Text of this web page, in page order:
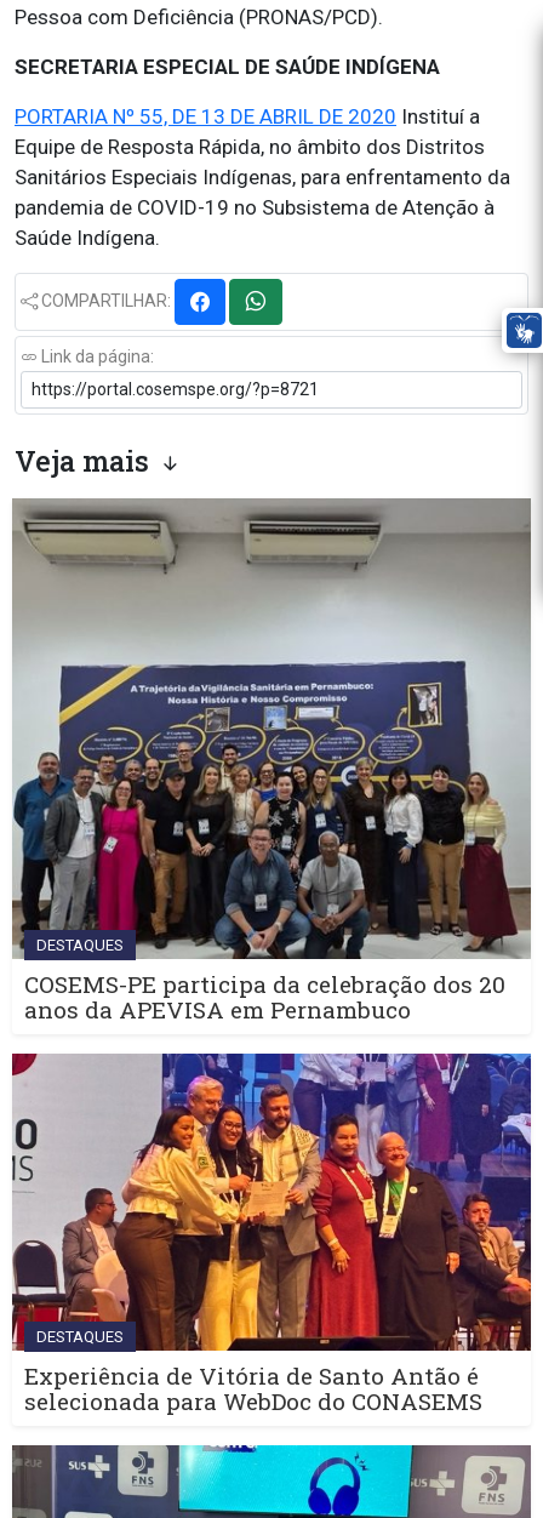
Pessoa com Deficiência (PRONAS/PCD).
SECRETARIA ESPECIAL DE SAÚDE INDÍGENA
PORTARIA Nº 55, DE 13 DE ABRIL DE 2020 Instituí a
Equipe de Resposta Rápida, no âmbito dos Distritos
Sanitários Especiais Indígenas, para enfrentamento da
pandemia de COVID-19 no Subsistema de Atenção à
Saúde Indígena.
COMPARTILHAR:
Link da página:
Veja mais
DESTAQUES
COSEMS-PE participa da celebração dos 20
anos da APEVISA em Pernambuco
DESTAQUES
Experiência de Vitória de Santo Antão é
selecionada para WebDoc do CONASEMS